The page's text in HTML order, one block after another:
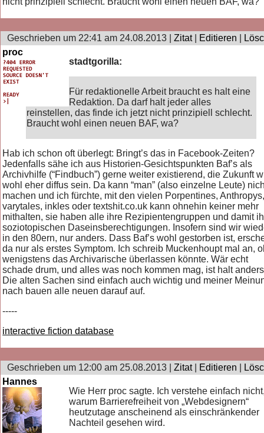
Geschrieben um 22:41 am 24.08.2013 | Zitat| Editieren
proc
stadtgorilla:
Für redaktionelle Arbeit braucht es halt eine
Redaktion. Da darf halt jeder alles
reinstellen, das finde ich jetzt nicht prinzipiell schlecht.
Braucht wohl einen neuen BAF, wa?
Hab ich schon oft überlegt: Bringt’s das in Facebook-Zeiten?
Jedenfalls sähe ich aus Historien-Gesichtspunkten Baf’s als
Archivhilfe (“Findbuch”) gerne weiter existierend, die Zukunft
wohl eher diffus sein. Da kann “man” (also einzelne Leute)
machen und ich fürchte, mit den vielen Porpentines,
varytales, inkles oder textshit.co.uk kann ohnehin keiner mehr
mithalten, sie haben alle ihre Rezipientengruppen und damit
soziotopischen Daseinsberechtigungen. Insofern sind wir
in den 80ern, nur anders. Dass Baf’s wohl gestorben ist,
da nur als erstes Symptom. Ich schreib Muckenhoupt mal an,
wenigstens das Archivarische überlassen könnte. Wär echt
schade drum, und alles was noch kommen mag, ist halt
Die alten Sachen sind einfach auch wichtig und meiner
nach bauen alle neuen darauf auf.
-----
interactive fiction database
Geschrieben um 12:00 am 25.08.2013 | Zitat| Editieren
Hannes
Wie Herr proc sagte. Ich verstehe einfach
warum Barrierefreiheit von „Webdesignern“
heutzutage anscheinend als einschränkender
Nachteil gesehen wird.